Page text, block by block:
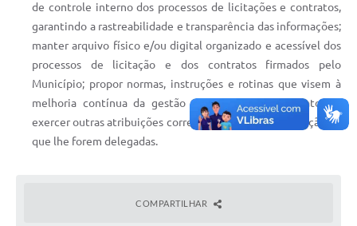
de controle interno dos processos de licitações e contratos,
garantindo a rastreabilidade e transparência das informações;
manter arquivo físico e/ou digital organizado e acessível dos
processos de licitação e dos contratos firmados pelo
Município; propor normas, instruções e rotinas que visem à
melhoria contínua da gestão de licitações e contratos; e
exercer outras atribuições correlatas à sua área de atuação ou
que lhe forem delegadas.
COMPARTILHAR